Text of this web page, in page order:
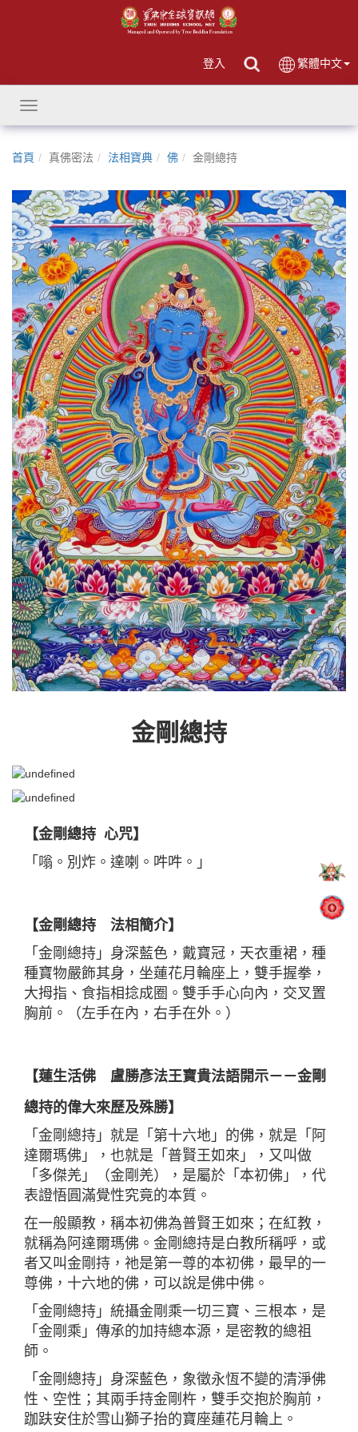
登入 繁體中文
Toggle
navigation
首頁 真佛密法 法相寶典 佛 金剛總持
金剛總持
【金剛總持 心咒】
「嗡。別炸。達喇。吽吽。」
【金剛總持 法相簡介】
「金剛總持」身深藍色，戴寶冠，天衣重裙，種
種寶物嚴飾其身，坐蓮花月輪座上，雙手握拳，
大拇指、食指相捻成圈。雙手手心向內，交叉置
胸前。（左手在內，右手在外。）
【蓮生活佛 盧勝彥法王寶貴法語開示－－金剛
總持的偉大來歷及殊勝】
「金剛總持」就是「第十六地」的佛，就是「阿
達爾瑪佛」，也就是「普賢王如來」，又叫做
「多傑羌」（金剛羌），是屬於「本初佛」，代
表證悟圓滿覺性究竟的本質。
在一般顯教，稱本初佛為普賢王如來；在紅教，
就稱為阿達爾瑪佛。金剛總持是白教所稱呼，或
者又叫金剛持，祂是第一尊的本初佛，最早的一
尊佛，十六地的佛，可以說是佛中佛。
「金剛總持」統攝金剛乘一切三寶、三根本，是
「金剛乘」傳承的加持總本源，是密教的總祖
師。
「金剛總持」身深藍色，象徵永恆不變的清淨佛
性、空性；其兩手持金剛杵，雙手交抱於胸前，
跏趺安住於雪山獅子抬的寶座蓮花月輪上。